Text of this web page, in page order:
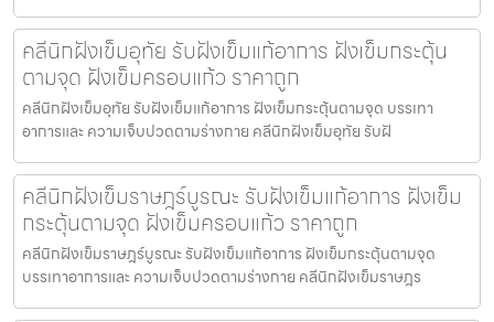
คลีนิกฝังเข็มอุทัย รับฝังเข็มแก้อาการ ฝังเข็มกระตุ้น
ตามจุด ฝังเข็มครอบแก้ว ราคาถูก
คลีนิกฝังเข็มอุทัย รับฝังเข็มแก้อาการ ฝังเข็มกระตุ้นตามจุด บรรเทา
อาการและ ความเจ็บปวดตามร่างกาย คลีนิกฝังเข็มอุทัย รับฝั
คลีนิกฝังเข็มราษฎร์บูรณะ รับฝังเข็มแก้อาการ ฝังเข็ม
กระตุ้นตามจุด ฝังเข็มครอบแก้ว ราคาถูก
คลีนิกฝังเข็มราษฎร์บูรณะ รับฝังเข็มแก้อาการ ฝังเข็มกระตุ้นตามจุด
บรรเทาอาการและ ความเจ็บปวดตามร่างกาย คลีนิกฝังเข็มราษฎร